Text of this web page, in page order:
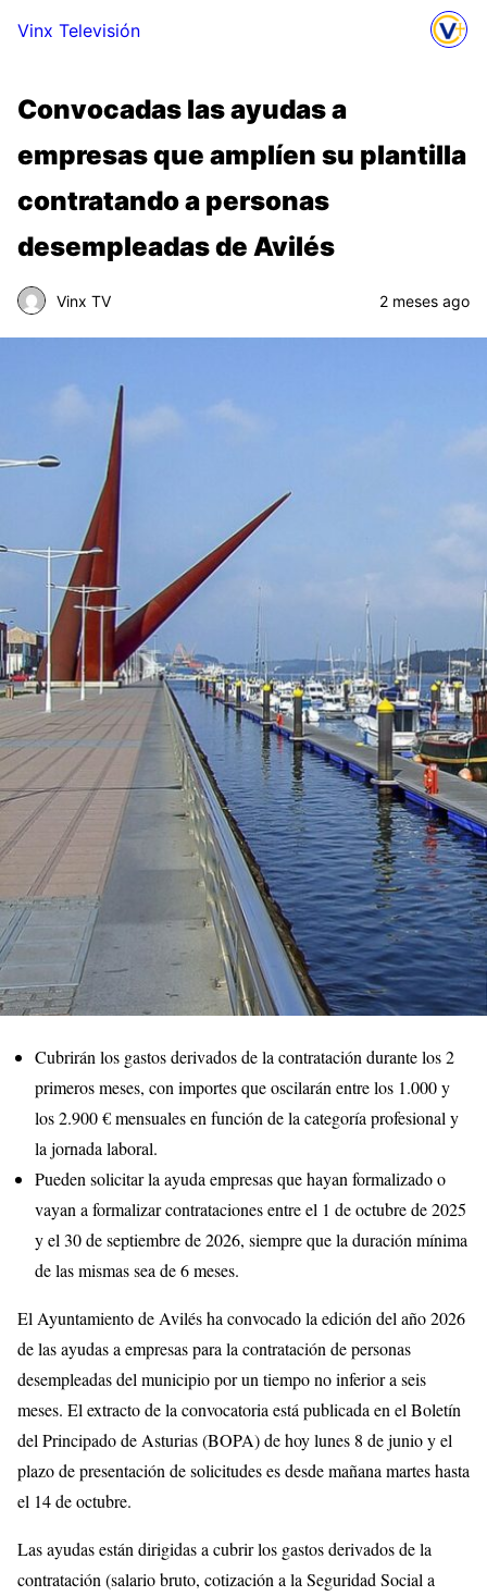
Vinx Televisión
Convocadas las ayudas a
empresas que amplíen su plantilla
contratando a personas
desempleadas de Avilés
Vinx TV 2 meses ago
Cubrirán los gastos derivados de la contratación durante los 2
primeros meses, con importes que oscilarán entre los 1.000 y
los 2.900 € mensuales en función de la categoría profesional y
la jornada laboral.
Pueden solicitar la ayuda empresas que hayan formalizado o
vayan a formalizar contrataciones entre el 1 de octubre de 2025
y el 30 de septiembre de 2026, siempre que la duración mínima
de las mismas sea de 6 meses.
El Ayuntamiento de Avilés ha convocado la edición del año 2026
de las ayudas a empresas para la contratación de personas
desempleadas del municipio por un tiempo no inferior a seis
meses. El extracto de la convocatoria está publicada en el Boletín
del Principado de Asturias (BOPA) de hoy lunes 8 de junio y el
plazo de presentación de solicitudes es desde mañana martes hasta
el 14 de octubre.
Las ayudas están dirigidas a cubrir los gastos derivados de la
contratación (salario bruto, cotización a la Seguridad Social a